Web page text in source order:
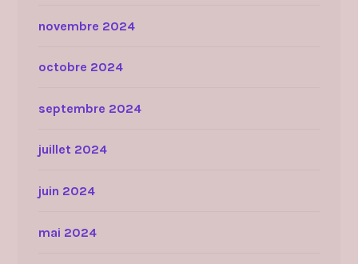
novembre 2024
octobre 2024
septembre 2024
juillet 2024
juin 2024
mai 2024